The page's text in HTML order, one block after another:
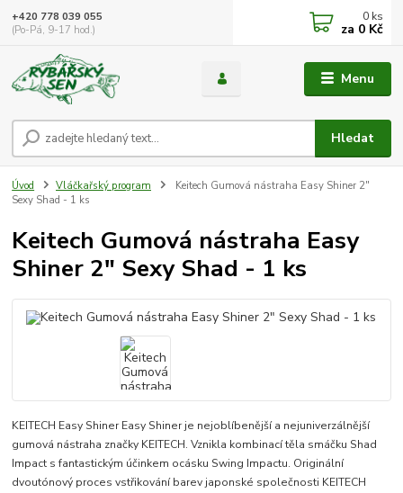
Menu
Hledat
+420 778 039 055
(Po-Pá, 9-17 hod.)
0 ks
za 0 Kč
Úvod Vláčkařský program
Keitech Gumová nástraha Easy Shiner 2"
Sexy Shad - 1 ks
Keitech Gumová nástraha Easy
Shiner 2" Sexy Shad - 1 ks
KEITECH Easy Shiner Easy Shiner je nejoblíbenější a nejuniverzálnější
gumová nástraha značky KEITECH. Vznikla kombinací těla smáčku Shad
Impact s fantastickým účinkem ocásku Swing Impactu. Originální
dvoutónový proces vstřikování barev japonské společnosti KEITECH